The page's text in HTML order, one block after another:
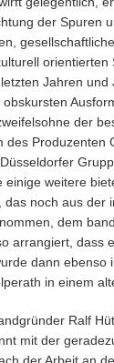
der Spuren
Jahren
der
Produzenten
weitere
noch aus
dem
arrangiert,
dann
in einem
Ralf
mit der